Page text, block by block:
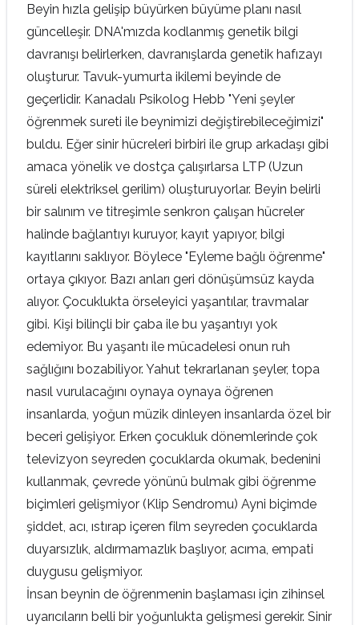
Beyin hızla gelişip büyürken büyüme planı nasıl
güncelleşir. DNA'mızda kodlanmış genetik bilgi
davranışı belirlerken, davranışlarda genetik hafızayı
oluşturur. Tavuk-yumurta ikilemi beyinde de
geçerlidir. Kanadalı Psikolog Hebb "Yeni şeyler
öğrenmek sureti ile beynimizi değiştirebileceğimizi"
buldu. Eğer sinir hücreleri birbiri ile grup arkadaşı gibi
amaca yönelik ve dostça çalışırlarsa LTP (Uzun
süreli elektriksel gerilim) oluşturuyorlar. Beyin belirli
bir salınım ve titreşimle senkron çalışan hücreler
halinde bağlantıyı kuruyor, kayıt yapıyor, bilgi
kayıtlarını saklıyor. Böylece "Eyleme bağlı öğrenme"
ortaya çıkıyor. Bazı anları geri dönüşümsüz kayda
alıyor. Çocuklukta örseleyici yaşantılar, travmalar
gibi. Kişi bilinçli bir çaba ile bu yaşantıyı yok
edemiyor. Bu yaşantı ile mücadelesi onun ruh
sağlığını bozabiliyor. Yahut tekrarlanan şeyler, topa
nasıl vurulacağını oynaya oynaya öğrenen
insanlarda, yoğun müzik dinleyen insanlarda özel bir
beceri gelişiyor. Erken çocukluk dönemlerinde çok
televizyon seyreden çocuklarda okumak, bedenini
kullanmak, çevrede yönünü bulmak gibi öğrenme
biçimleri gelişmiyor (Klip Sendromu) Ayni biçimde
şiddet, acı, ıstırap içeren film seyreden çocuklarda
duyarsızlık, aldırmamazlık başlıyor, acıma, empati
duygusu gelişmiyor.
İnsan beynin de öğrenmenin başlaması için zihinsel
uyarıcıların belli bir yoğunlukta gelişmesi gerekir. Sinir